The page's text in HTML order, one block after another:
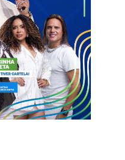
neste domingo, às
PE, o Sousa garante
em caso de vitória. No
a última rodada sem
na competição
D 2026: